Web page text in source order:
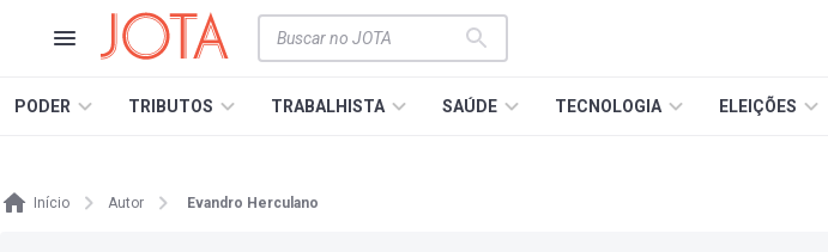
PODER TRIBUTOS TRABALHISTA SAÚDE TECNOLOGIA ELEIÇÕES
Início Autor Evandro Herculano